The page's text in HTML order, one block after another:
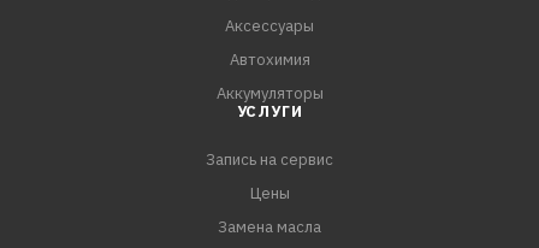
Аксессуары
Автохимия
Аккумуляторы
УСЛУГИ
Запись на сервис
Цены
Замена масла